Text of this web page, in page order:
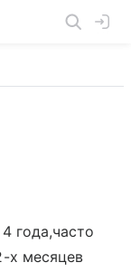
года,часто
х месяцев